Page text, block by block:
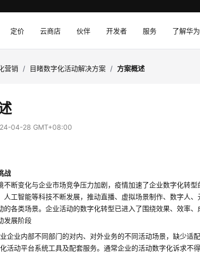
定价 云商店 伙伴 开发者 服务 了解华
营销 / 目睹数字化活动解决方案 / 方案概述
04-28 GMT+08:00
战
不断变化与企业市场竞争压力加剧，疫情加速了企业数字化转
人工智能等科技不断发展，推动直播、虚拟场景制作、数字人
的各类场景。企业活动的数字化转型已进入了围绕效果、效率
发展阶段
企业内部不同部门的对内、对外业务的不同活动场景，缺少适
活动平台系统工具及配套服务。通常企业的活动数字化诉求不